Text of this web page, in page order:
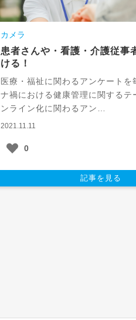
カメラ
患者さんや・看護・介護従事
ける！
医療・福祉に関わるアンケートを
ナ禍における健康管理に関するテ
ンライン化に関わるアン…
2021.11.11
0
記事を見る